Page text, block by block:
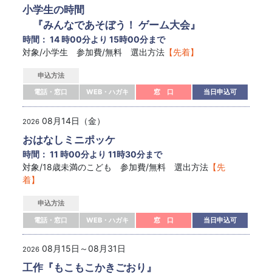
小学生の時間
『みんなであそぼう！ ゲーム大会』
時間： 14 時00分より 15時00分まで
対象/小学生 参加費/無料 選出方法 【先着】
申込方法
電話・窓口
WEB・ハガキ 窓 口 当日申込可
2026 08月14日（金）
おはなしミニポッケ
時間： 11 時00分より 11時30分まで
対象/18歳未満のこども 参加費/無料 選出方法 【先
着】
申込方法
電話・窓口
WEB・ハガキ 窓 口 当日申込可
2026 08月15日～08月31日
工作『もこもこかきごおり』